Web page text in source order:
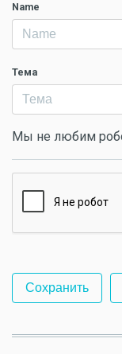
Name
Тема
Мы не любим